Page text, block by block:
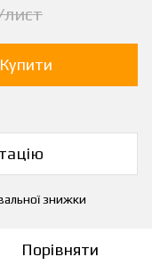
Купити
знижки
Порівняти